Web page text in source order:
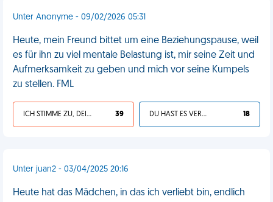
Unter Anonyme - 09/02/2026 05:31
Heute, mein Freund bittet um eine Beziehungspause, weil
es für ihn zu viel mentale Belastung ist, mir seine Zeit und
Aufmerksamkeit zu geben und mich vor seine Kumpels
zu stellen. FML
ICH STIMME ZU, DEIN LEBEN IST SCHEISSE 39 DU HAST ES VERDIENT 18
Unter juan2 - 03/04/2025 20:16
Heute hat das Mädchen, in das ich verliebt bin, endlich